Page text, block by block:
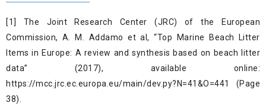
[1]
The Joint Research Center (JRC) of the European
Commission, A. M. Addamo et al, “Top Marine Beach Litter
Items in Europe: A review and synthesis based on beach litter
data” (2017), available online:
https://mcc.jrc.ec.europa.eu/main/dev.py?N=41&O=441
(Page
38).